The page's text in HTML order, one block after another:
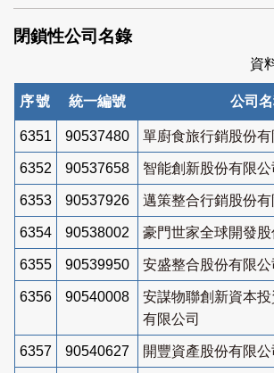
索
閉鎖性公司名錄
資
序號 統一編號 公司
6351 90537480 單廚食旅行銷股份有
6352 90537658 智能創新股份有限公
6353 90537926 邁策整合行銷股份有
6354 90538002 豪門世家全球開發股
6355 90539950 安盛整合股份有限公
6356 90540008
安謀物聯創新資本
有限公司
6357 90540627 開豐資產股份有限公